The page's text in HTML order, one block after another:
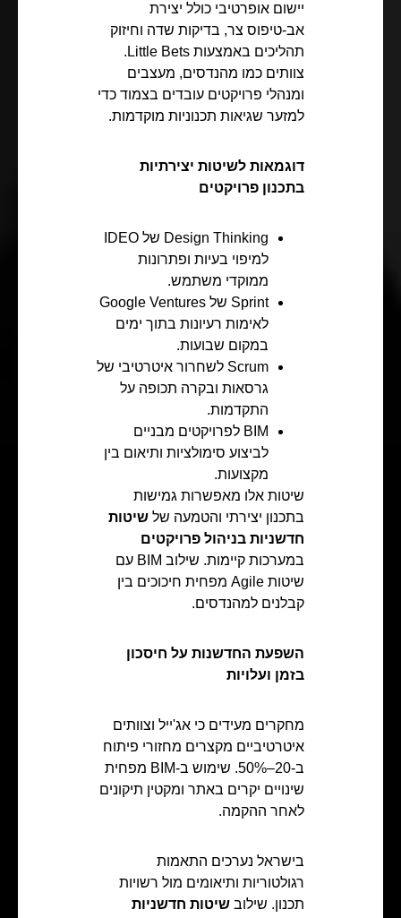
יישום אופרטיבי כולל יצירת
אב-טיפוס צר, בדיקות שדה וחיזוק
תהליכים באמצעות Little Bets.
צוותים כמו מהנדסים, מעצבים
ומנהלי פרויקטים עובדים בצמוד כדי
למזער שגיאות תכנוניות מוקדמות.
דוגמאות לשיטות יצירתיות
בתכנון פרויקטים
Design Thinking של IDEO
למיפוי בעיות ופתרונות
ממוקדי משתמש.
Sprint של Google Ventures
לאימות רעיונות בתוך ימים
במקום שבועות.
Scrum לשחרור איטרטיבי של
גרסאות ובקרה תכופה על
התקדמות.
BIM לפרויקטים מבניים
לביצוע סימולציות ותיאום בין
מקצועות.
שיטות אלו מאפשרות גמישות
בתכנון יצירתי והטמעה של שיטות
חדשניות בניהול פרויקטים
במערכות קיימות. שילוב BIM עם
שיטות Agile מפחית חיכוכים בין
קבלנים למהנדסים.
השפעת החדשנות על חיסכון
בזמן ועלויות
מחקרים מעידים כי אג'ייל וצוותים
איטרטיביים מקצרים מחזורי פיתוח
ב-20–50%. שימוש ב-BIM מפחית
שינויים יקרים באתר ומקטין תיקונים
לאחר ההקמה.
בישראל נערכים התאמות
רגולטוריות ותיאומים מול רשויות
תכנון. שילוב שיטות חדשניות